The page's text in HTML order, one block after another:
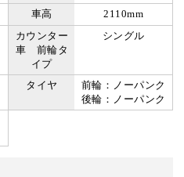
車高
2110mm
カウンター
車 前輪タ
イプ
シングル
タイヤ
前輪：ノーパンク
後輪：ノーパンク